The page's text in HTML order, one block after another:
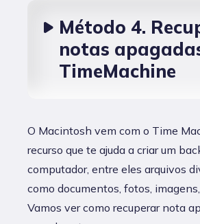
Método 4.
notas
TimeMachine
O Macintosh vem com o Time
recurso que te ajuda a criar um
computador, entre eles arquivos
como documentos, fotos,
Vamos ver como recuperar nota